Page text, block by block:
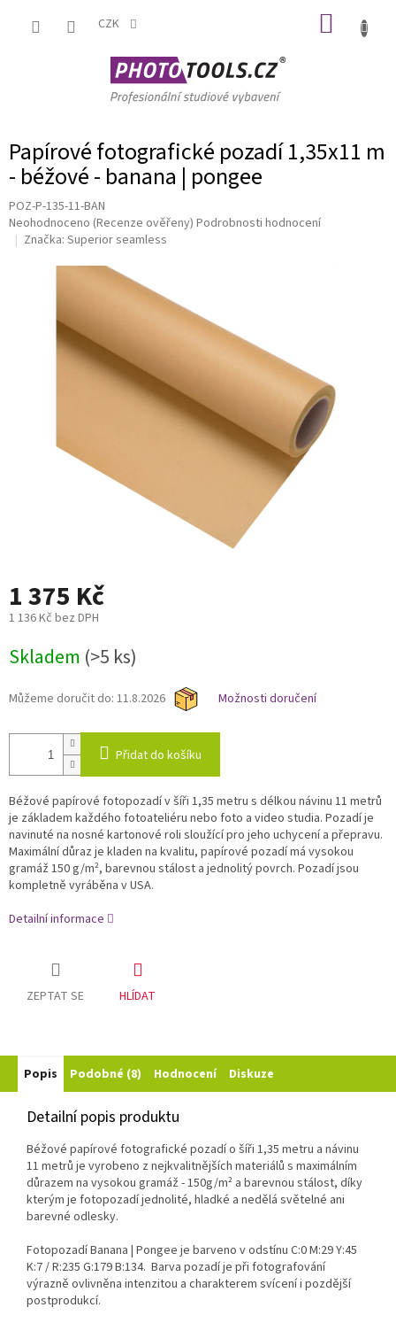
CZK
Papírové fotografické pozadí 1,35x11 m
- béžové - banana | pongee
POZ-P-135-11-BAN
Průměrné
hodnocení
hvězdiček.
Neohodnoceno (Recenze ověřeny) Podrobnosti hodnocení
Značka: Superior seamless
1 375 Kč
1 136 Kč bez DPH
cena:
Skladem (>5 ks)
Můžeme doručit do: 11.8.2026 Možnosti doručení
Přidat do košíku
Béžové papírové fotopozadí v šíři 1,35 metru s délkou návinu 11 metrů
je základem každého fotoateliéru nebo foto a video studia. Pozadí je
navinuté na nosné kartonové roli sloužící pro jeho uchycení a přepravu.
Maximální důraz je kladen na kvalitu, papírové pozadí má vysokou
gramáž 150 g/m², barevnou stálost a jednolitý povrch. Pozadí jsou
kompletně vyráběna v USA.
Detailní informace
ZEPTAT SE HLÍDAT
Popis Podobné (8) Hodnocení Diskuze
Detailní popis produktu
Béžové papírové fotografické pozadí o šíři 1,35 metru a návinu
11 metrů je vyrobeno z nejkvalitnějších materiálů s maximálním
důrazem na vysokou gramáž - 150g/m² a barevnou stálost, díky
kterým je fotopozadí jednolité, hladké a nedělá světelné ani
barevné odlesky.
Fotopozadí Banana | Pongee je barveno v odstínu C:0 M:29 Y:45
K:7 / R:235 G:179 B:134. Barva pozadí je při fotografování
výrazně ovlivněna intenzitou a charakterem svícení i pozdější
postprodukcí.